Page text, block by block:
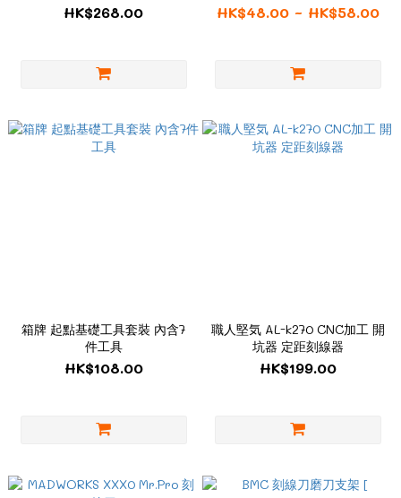
HK$268.00 HK$48.00 ~ HK$58.00
箱牌 起點基礎工具套裝 內含7
件工具
HK$108.00
職人堅気 AL-k270 CNC加工 開
坑器 定距刻線器
HK$199.00